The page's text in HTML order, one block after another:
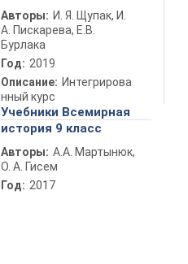
Авторы: И. Я. Щупак, И.
А. Пискарева, Е.В.
Бурлака
Год: 2019
Описание: Интегрирова
нный курс
Учебники Всемирная
история 9 класс
Авторы: А.А. Мартынюк,
О. А. Гисем
Год: 2017